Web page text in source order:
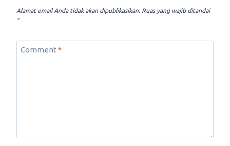
Alamat email Anda tidak akan dipublikasikan. Ruas yang wajib ditandai
*
Comment *